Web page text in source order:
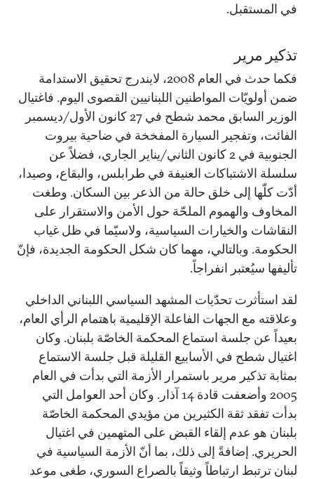
في المستقبل.
تذكير مرير
فكما حدث في العام 2008، لايندرج تحقيق الاستدامة
ضمن أولويّات المواطنين اللبنانيين القصوى اليوم. فاغتيال
الوزير السابق محمد شطح في 27 كانون الأول/ديسمبر
الفائت، وتفجير السيارة المفخخة في ضاحية بيروت
الجنوبية في 2 كانون الثاني/يناير الجاري، فضلاً عن
سلسلة الاشتباكات العنيفة في طرابلس، والبقاع، وصيدا،
أدّت كلّها إلى خلق حالة من الذعر بين السكان. وطغت
المخاوف والهموم الملحّة حول الأمن والاستقرار على
النقاشات والخيارات السياسية، ولاسيّما في ظل غياب
الحكومة. وبالتالي، مهما كان شكل الحكومة الجديدة، فإنّ
تأليفها سيُعتبر انفراجاً.
لقد استأثرت تحدّيات المشهد السياسي اللبناني الداخلي
وعلاقته مع الجهات الفاعلة الإقليمية باهتمام الرأي العام،
بعيداً عن جلسة استماع المحكمة الخاصّة بلبنان. وكان
اغتيال شطح في الأسابيع القليلة قبل جلسة الاستماع
بمثابة تذكير مرير باستمرار الأزمة التي بدأت في العام
2005 وأضعفت قادة 14 آذار. وكان أحد العوامل التي
بدأت تفقد ثقة الكثيرين من مؤيدي المحكمة الخاصّة
بلبنان هو عدم إلقاء القبض على المتهمين في اغتيال
الحريري. إضافةً إلى ذلك، بما أنّ الأزمة السياسية في
لبنان ترتبط ارتباطاً وثيقاً بالصراع السوري، طغى موعد